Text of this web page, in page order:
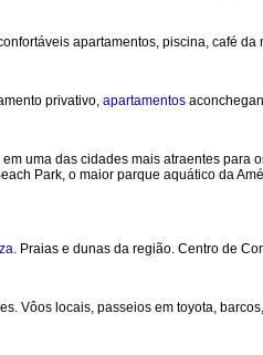
apartamentos, piscina, café da
privativo, apartamentos
em uma das cidades mais atraentes para
Park, o maior parque aquático da
Praias e dunas da região. Centro de
Vôos locais, passeios em toyota,